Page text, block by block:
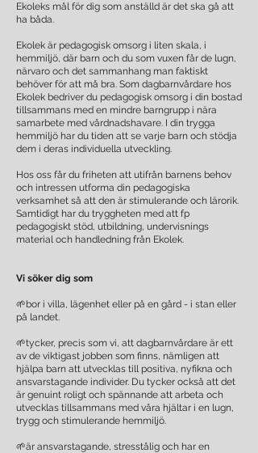
Ekoleks mål för dig som anställd är det ska gå att
ha båda.
Ekolek är pedagogisk omsorg i liten skala, i
hemmiljö, där barn och du som vuxen får de lugn,
närvaro och det sammanhang man faktiskt
behöver för att må bra. Som dagbarnvårdare hos
Ekolek bedriver du pedagogisk omsorg i din bostad
tillsammans med en mindre barngrupp i nära
samarbete med vårdnadshavare. I din trygga
hemmiljö har du tiden att se varje barn och stödja
dem i deras individuella utveckling.
Hos oss får du friheten att utifrån barnens behov
och intressen utforma din pedagogiska
verksamhet så att den är stimulerande och lärorik.
Samtidigt har du tryggheten med att fp
pedagogiskt stöd, utbildning, undervisnings
material och handledning från Ekolek.
Vi söker dig som
🌱bor i villa, lägenhet eller på en gård - i stan eller
på landet.
🌱tycker, precis som vi, att dagbarnvårdare är ett
av de viktigast jobben som finns, nämligen att
hjälpa barn att utvecklas till positiva, nyfikna och
ansvarstagande individer. Du tycker också att det
är genuint roligt och spännande att arbeta och
utvecklas tillsammans med våra hjältar i en lugn,
trygg och stimulerande hemmiljö.
🌱är ansvarstagande, stresstålig och har en